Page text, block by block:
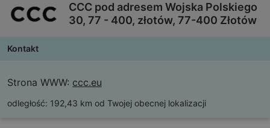
CCC pod adresem Wojska Polskiego
30, 77 - 400, złotów, 77-400 Złotów
Kontakt
Strona WWW: ccc.eu
odległość: 192,43 km od Twojej obecnej lokalizacji